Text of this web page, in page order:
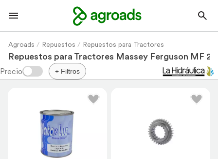
Agroads Repuestos Repuestos para Tractores
Repuestos para Tractores Massey Ferguson MF
+ Filtros